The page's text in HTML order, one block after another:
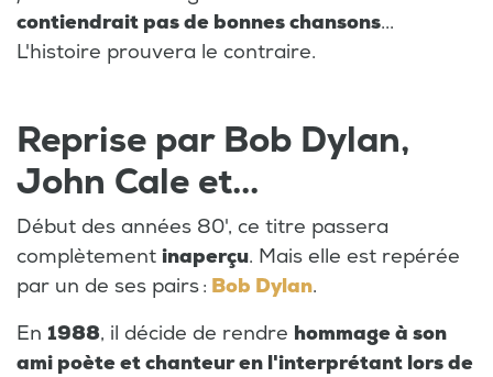
contiendrait pas de bonnes chansons...
L'histoire prouvera le contraire.
Reprise par Bob Dylan,
John Cale et...
Début des années 80', ce titre passera
complètement inaperçu. Mais elle est repérée
par un de ses pairs : Bob Dylan.
En 1988, il décide de rendre hommage à son
ami poète et chanteur en l'interprétant lors de